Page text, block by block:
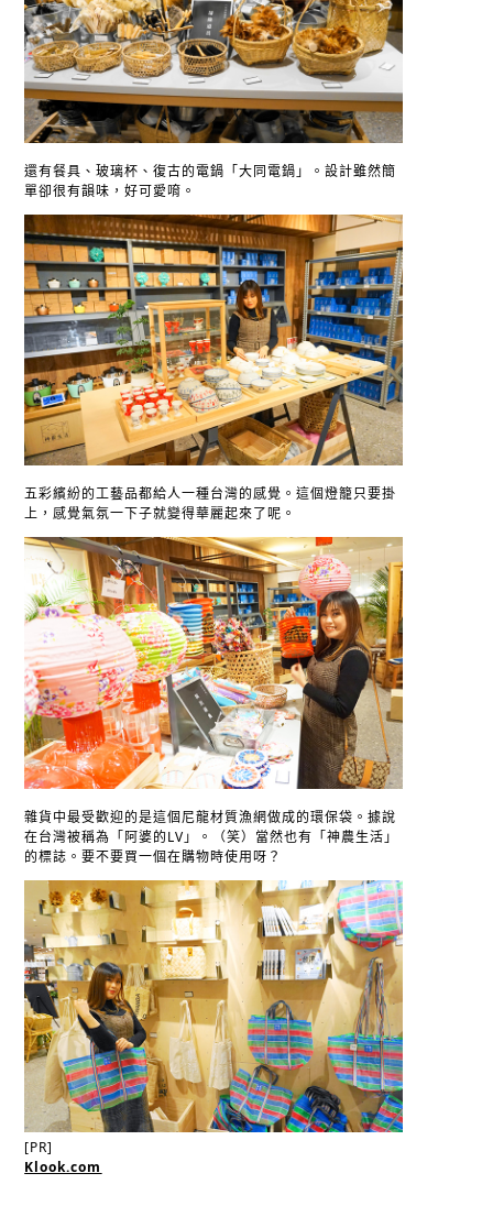
還有餐具、玻璃杯、復古的電鍋「大同電鍋」。設計雖然簡
單卻很有韻味，好可愛唷。
五彩繽紛的工藝品都給人一種台灣的感覺。這個燈籠只要掛
上，感覺氣氛一下子就變得華麗起來了呢。
雜貨中最受歡迎的是這個尼龍材質漁網做成的環保袋。據說
在台灣被稱為「阿婆的LV」。（笑）當然也有「神農生活」
的標誌。要不要買一個在購物時使用呀？
[PR]
Klook.com